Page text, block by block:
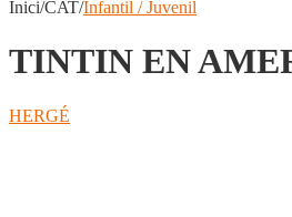
Inici/CAT/Infantil / Juvenil
TINTIN EN
HERGÉ